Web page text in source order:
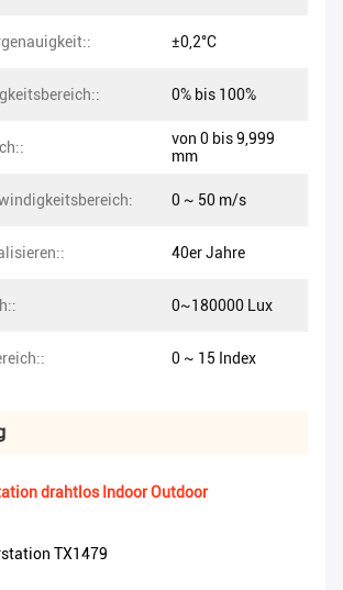
±0,2°C
0% bis 100%
von 0 bis 9,999
mm
0 ~ 50 m/s
40er Jahre
0~180000 Lux
0 ~ 15 Index
drahtlos Indoor Outdoor
TX1479